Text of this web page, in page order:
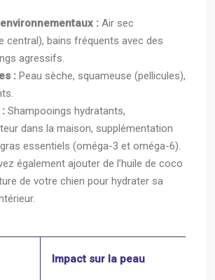
: Air sec
central), bains fréquents avec des
agressifs.
: Peau sèche, squameuse (pellicules),
Shampooings hydratants,
dans la maison, supplémentation
essentiels (oméga-3 et oméga-6).
également ajouter de l’huile de coco
de votre chien pour hydrater sa
Impact sur la peau